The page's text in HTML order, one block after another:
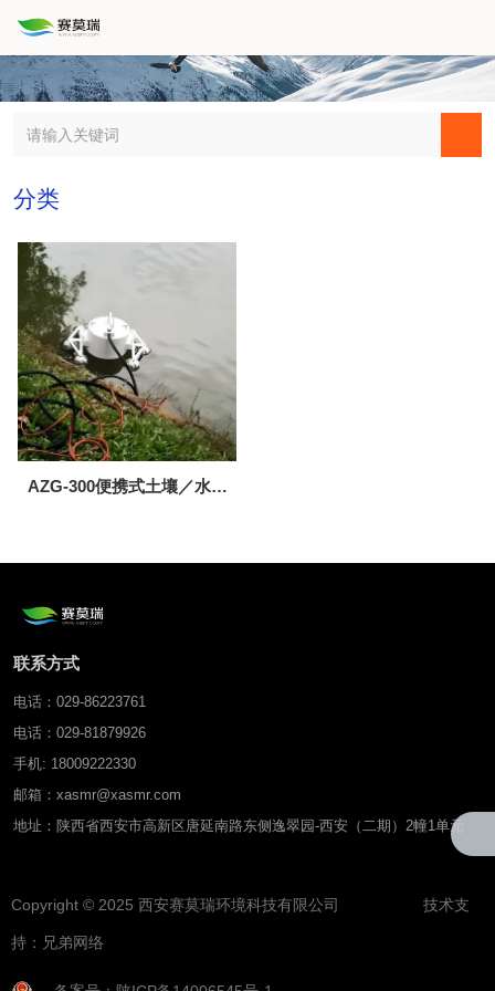
分类
AZG-300便携式土壤／水体
联系方式
电话：029-86223761
电话：029-81879926
手机: 18009222330
邮箱：xasmr@xasmr.com
地址：陕西省西安市高新区唐延南路东侧逸翠园-西安（二期）2幢1单元
Copyright © 2025 西安赛莫瑞环境科技有限公司 技术支
持： 兄弟网络